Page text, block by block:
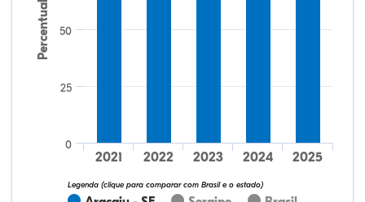
Percentual
Legenda (clique para comparar com Brasil e o estado)
2021 2022 2023 2024 2025
0
25
50